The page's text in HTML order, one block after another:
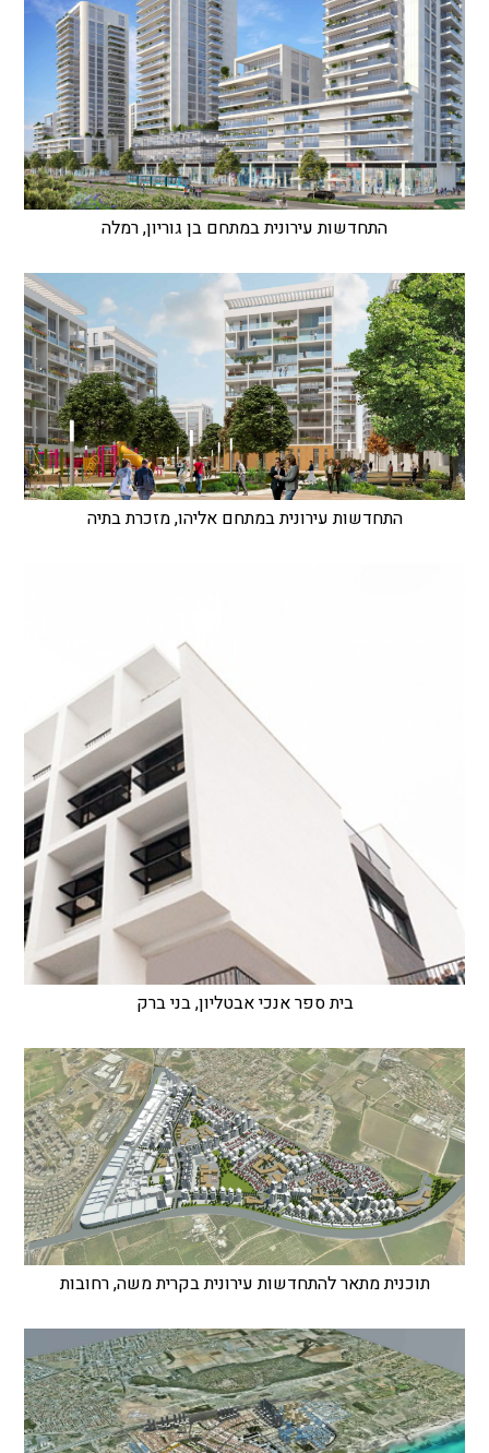
התחדשות עירונית במתחם בן גוריון, רמלה
התחדשות עירונית במתחם אליהו, מזכרת בתיה
בית ספר אנכי אבטליון, בני ברק
תוכנית מתאר להתחדשות עירונית בקרית משה, רחובות